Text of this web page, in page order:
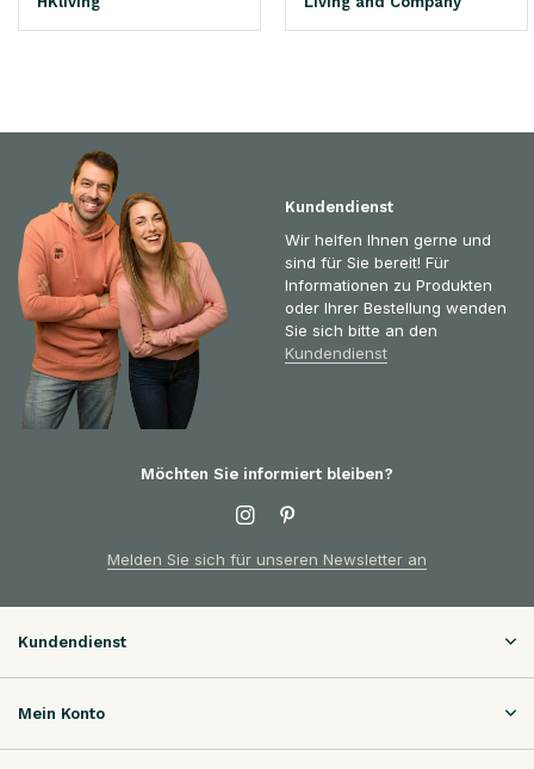
Kundendienst
Wir helfen Ihnen gerne und
sind für Sie bereit! Für
Informationen zu Produkten
oder Ihrer Bestellung wenden
Sie sich bitte an den
Kundendienst
Möchten Sie informiert bleiben?
Melden Sie sich für unseren Newsletter an
Kundendienst
Mein Konto